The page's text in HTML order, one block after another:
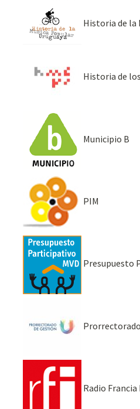
Historia de la
Historia de
Municipio B
PIM
Presupuesto
Radio